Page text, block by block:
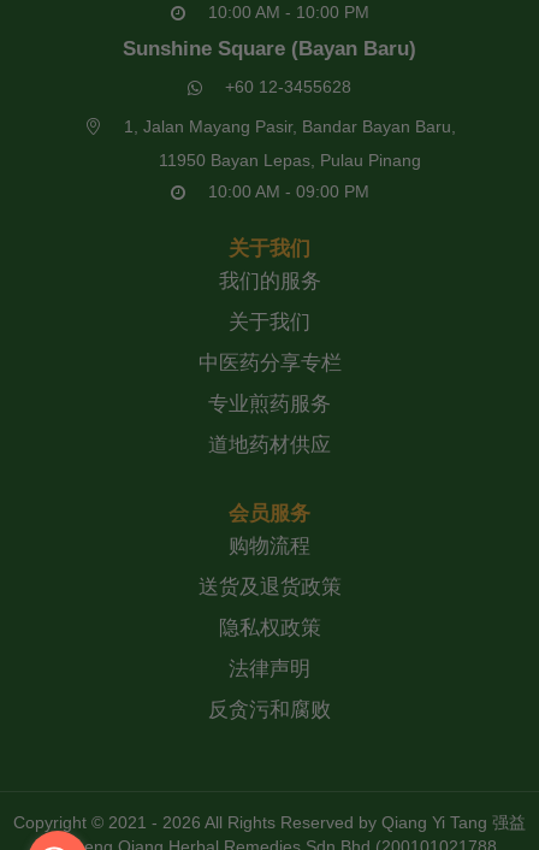
10:00 AM - 10:00 PM
Sunshine Square (Bayan Baru)
+60 12-3455628
1, Jalan Mayang Pasir, Bandar Bayan Baru,
11950 Bayan Lepas, Pulau Pinang
10:00 AM - 09:00 PM
关于我们
我们的服务
关于我们
中医药分享专栏
专业煎药服务
道地药材供应
会员服务
购物流程
送货及退货政策
隐私权政策
法律声明
反贪污和腐败
Copyright © 2021 - 2026 All Rights Reserved by Qiang Yi Tang 强益